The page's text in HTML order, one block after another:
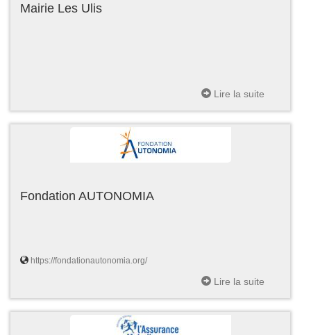
Mairie Les Ulis
Lire la suite
Fondation AUTONOMIA
https://fondationautonomia.org/
Lire la suite